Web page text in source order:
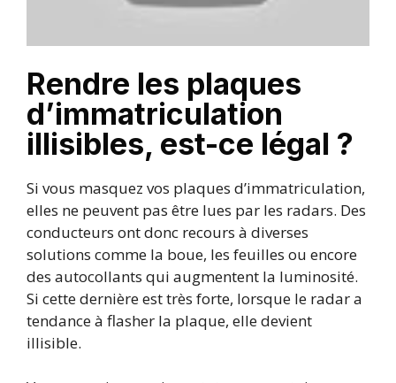
Rendre les plaques
d’immatriculation
illisibles, est-ce légal ?
Si vous masquez vos plaques d’immatriculation,
elles ne peuvent pas être lues par les radars. Des
conducteurs ont donc recours à diverses
solutions comme la boue, les feuilles ou encore
des autocollants qui augmentent la luminosité.
Si cette dernière est très forte, lorsque le radar a
tendance à flasher la plaque, elle devient
illisible.